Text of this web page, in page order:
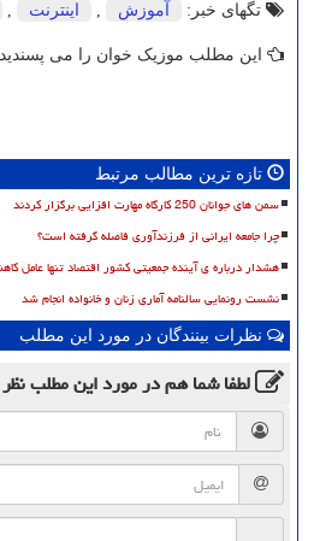
تگهای خبر:
آموزش , اینترنت ,
این مطلب موزیک خوان را می
تازه ترین مطالب مرتبط
سمن های جوانان 250 کارگاه مهارت افزایی برگزار کردند
چرا جامعه ایرانی از فرزندآوری فاصله گرفته است؟
هشدار درباره ی آینده جمعیتی کشور اقتصاد تنها عامل
نشست رونمایی سالنامه آماری زنان و خانواده انجام شد
نظرات بینندگان در مورد این مطلب
لطفا شما همدر مورد این مطلب